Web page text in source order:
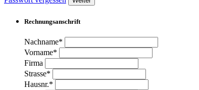
Rechnungsanschrift
Nachname*
Vorname*
Firma
Strasse*
Hausnr.*